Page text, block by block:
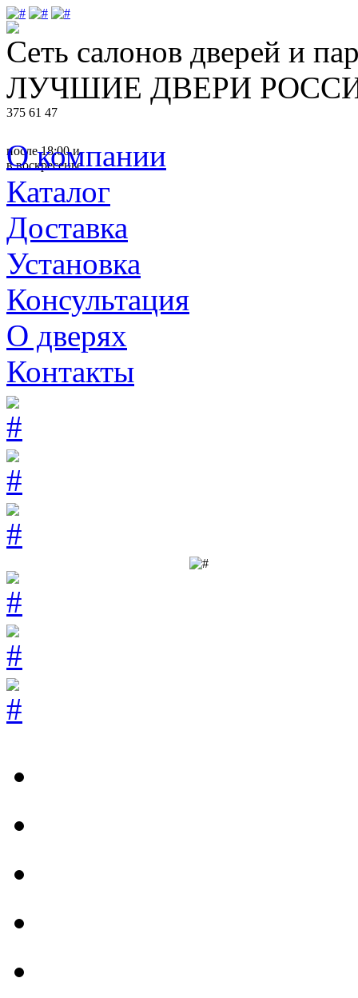
Сеть салонов дверей и
ЛУЧШИЕ ДВЕРИ
375 61 47
после 18:00 и
в воскресенье
О компании
Каталог
Доставка
Установка
Консультация
О дверях
Контакты